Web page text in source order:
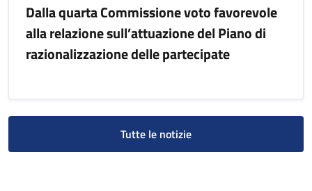
Dalla quarta Commissione voto favorevole
alla relazione sull’attuazione del Piano di
razionalizzazione delle partecipate
Tutte le notizie